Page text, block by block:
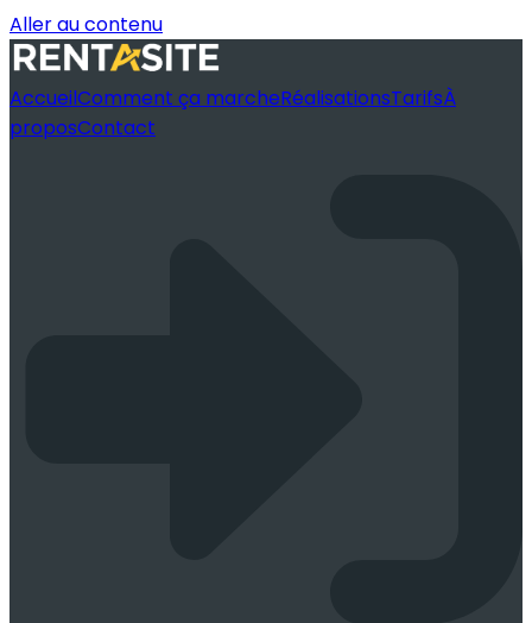
Aller au contenu
AccueilComment ça marcheRéalisationsTarifsÀ
proposContact